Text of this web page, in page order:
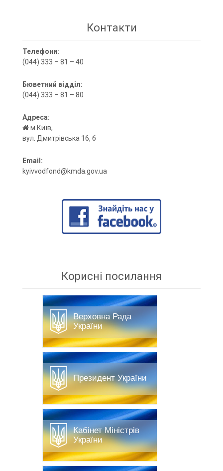
Контакти
Телефони:
(044) 333 – 81 – 40
Бюветний відділ:
(044) 333 – 81 – 80
Адреса:
м.Київ,
вул. Дмитрівська 16, б
Email:
kyivvodfond@kmda.gov.ua
Корисні посилання
Верховна Рада
України
Президент України
Кабінет Міністрів
України